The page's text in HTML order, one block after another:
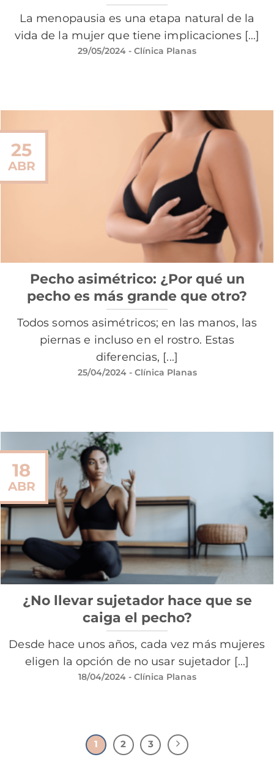
La menopausia es una etapa natural de la
vida de la mujer que tiene implicaciones [...]
29/05/2024 - Clínica Planas
Pecho asimétrico: ¿Por qué un
pecho es más grande que otro?
Todos somos asimétricos; en las manos, las
piernas e incluso en el rostro. Estas
diferencias, [...]
25/04/2024- Clínica Planas
25
ABR
¿No llevar sujetador hace que se
caiga el pecho?
Desde hace unos años, cada vez más mujeres
eligen la opción de no usar sujetador [...]
18/04/2024- Clínica Planas
18
ABR
1 2 3